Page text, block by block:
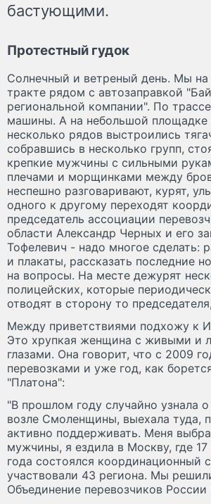
бастующими.
Протестный гудок
Солнечный и ветреный день. Мы
тракте рядом с автозаправкой
региональной компании". По
машины. А на небольшой
несколько рядов выстроились
собравшись в несколько групп,
крепкие мужчины с сильными
плечами и морщинками между
неспешно разговаривают, курят,
одного к другому переходят
председатель ассоциации
области Александр Черных и его
Тофелевич - надо многое сделать:
и плакаты, рассказать последние
на вопросы. На месте дежурят
полицейских, которые
отводят в сторону то
Между приветствиями подхожу к
Это хрупкая женщина с живыми и
глазами. Она говорит, что с 2009
перевозками и уже год, как
"Платона":
"В прошлом году случайно узнала о
возле Смоленщины, выехала туда,
активно поддерживать. Меня
мужчины, я ездила в Москву, где 17
года состоялся координационный
участвовали 43 региона. Мы
Объединение перевозчиков